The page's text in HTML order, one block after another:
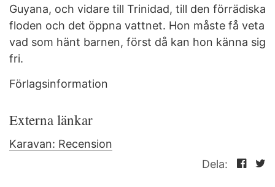
Guyana, och vidare till Trinidad, till den förrädiska
floden och det öppna vattnet. Hon måste få veta
vad som hänt barnen, först då kan hon känna sig
fri.
Förlagsinformation
Externa länkar
Karavan: Recension
Dela: